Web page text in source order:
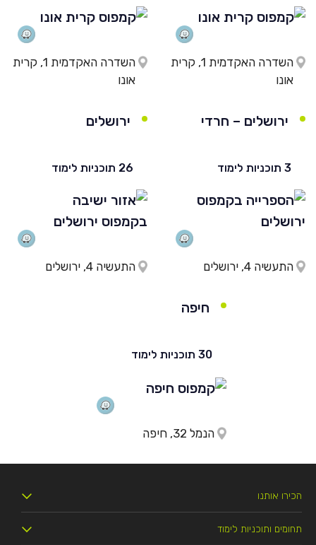
השדרה האקדמית 1, קרית
אונו
השדרה האקדמית 1, קרית
אונו
ירושלים – חרדי
3 תוכניות לימוד
התעשיה 4, ירושלים
ירושלים
26 תוכניות לימוד
התעשיה 4, ירושלים
חיפה
30 תוכניות לימוד
הנמל 32, חיפה
הכירו אותנו
מי אנחנו
תחומים ותוכניות לימוד